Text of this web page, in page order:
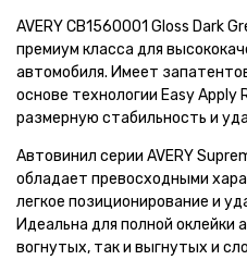
AVERY CB1560001 Gloss Dark
премиум класса для
автомобиля. Имеет
основе технологии Easy Apply
размерную стабильность и
Автовинил серии AVERY
обладает превосходными
легкое позиционирование и
Идеальна для полной оклейки
вогнутых, так и выгнутых и